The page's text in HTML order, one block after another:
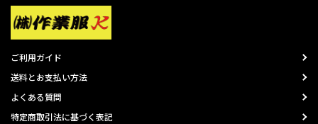
ご利用ガイド
送料とお支払い方法
よくある質問
特定商取引法に基づく表記